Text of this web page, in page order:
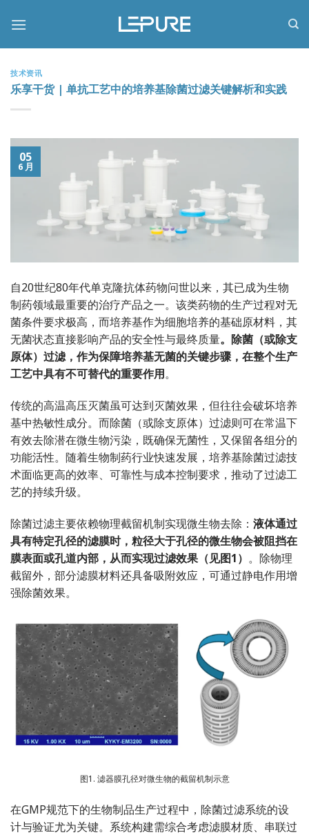
技术资讯
乐享干货 | 单抗工艺中的培养基除菌过滤关键解析和实践
05
6 月
自20世纪80年代单克隆抗体药物问世以来，其已成为生物
制药领域最重要的治疗产品之一。该类药物的生产过程对无
菌条件要求极高，而培养基作为细胞培养的基础原材料，其
无菌状态直接影响产品的安全性与最终质量。除菌（或除支
原体）过滤，作为保障培养基无菌的关键步骤，在整个生产
工艺中具有不可替代的重要作用。
传统的高温高压灭菌虽可达到灭菌效果，但往往会破坏培养
基中热敏性成分。而除菌（或除支原体）过滤则可在常温下
有效去除潜在微生物污染，既确保无菌性，又保留各组分的
功能活性。随着生物制药行业快速发展，培养基除菌过滤技
术面临更高的效率、可靠性与成本控制要求，推动了过滤工
艺的持续升级。
除菌过滤主要依赖物理截留机制实现微生物去除： 液体通过
具有特定孔径的滤膜时，粒径大于孔径的微生物会被阻挡在
膜表面或孔道内部，从而实现过滤效果（见图1） 。除物理
截留外，部分滤膜材料还具备吸附效应，可通过静电作用增
强除菌效果。
图1. 滤器膜孔径对微生物的截留机制示意
在GMP规范下的生物制品生产过程中，除菌过滤系统的设
计与验证尤为关键。系统构建需综合考虑滤膜材质、串联过